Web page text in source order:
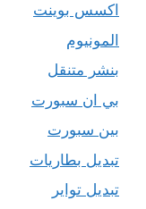
اكسس بوينت
المونيوم
بنشر متنقل
بي ان سبورت
بين سبورت
تبديل بطاريات
تبديل تواير